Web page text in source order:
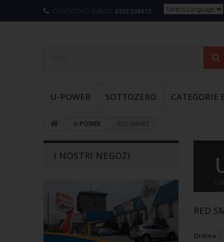
CONTATTACI SUBITO: 0322 538612
U-POWER SOTTOZERO CATEGORIE
U-POWER RED SMART
I NOSTRI NEGOZI
RED
Ordina